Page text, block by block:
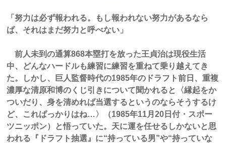
「努力は必ず報われる。もし報われない努力があるなら
ば、それはまだ努力と呼べない」
前人未到の通算868本塁打を放った王貞治は現役生活
中、どんなハードルも練習に練習を重ねて乗り越えてき
た。しかし、巨人監督時代の1985年のドラフト前日、重複
濃厚な清原和博のくじ引きについて聞かれると〈縁起をか
ついだり、身を清めれば当選するというのならそうするけ
ど、こればっかりはね…〉（1985年11月20日付・スポー
ツニッポン）と悟っていた。天に運を任せるしかないと思
われる『ドラフト抽選』に“持っている男”や“持っていな